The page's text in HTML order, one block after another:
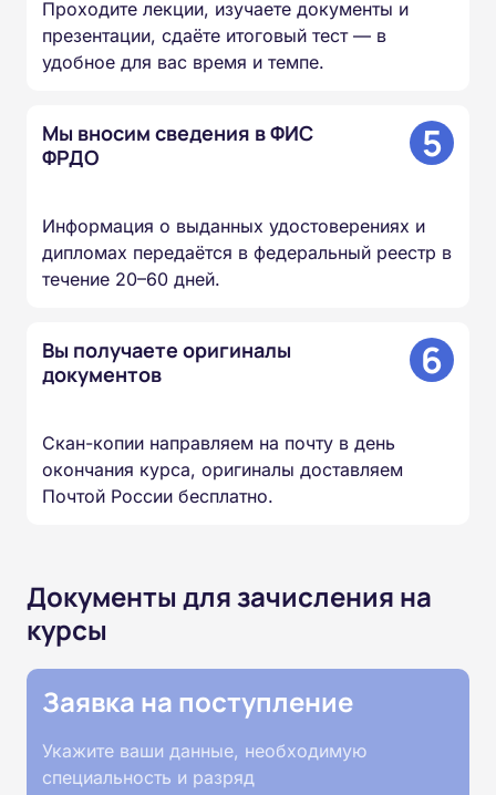
Проходите лекции, изучаете документы и
презентации, сдаёте итоговый тест — в
удобное для вас время и темпе.
Мы вносим сведения в ФИС
ФРДО
5
Информация о выданных удостоверениях и
дипломах передаётся в федеральный реестр в
течение 20–60 дней.
Вы получаете оригиналы
документов
6
Скан-копии направляем на почту в день
окончания курса, оригиналы доставляем
Почтой России бесплатно.
Документы для зачисления на
курсы
Заявка на поступление
Укажите ваши данные, необходимую
специальность и разряд